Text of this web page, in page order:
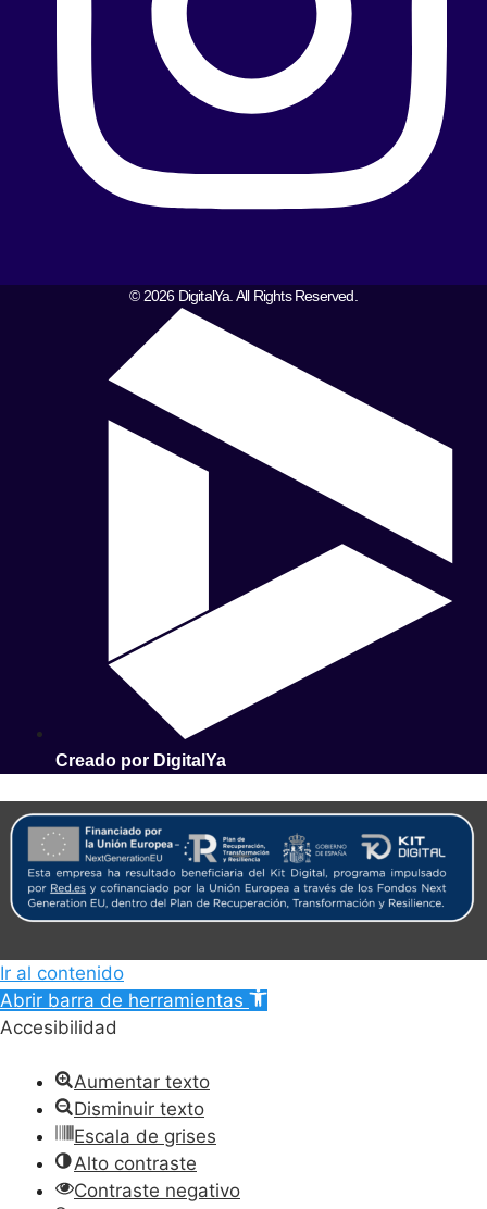
© 2026 DigitalYa. All Rights Reserved.
Creado por DigitalYa
Ir al contenido
Abrir barra de herramientas
Accesibilidad
Aumentar texto
Disminuir texto
Escala de grises
Alto contraste
Contraste negativo